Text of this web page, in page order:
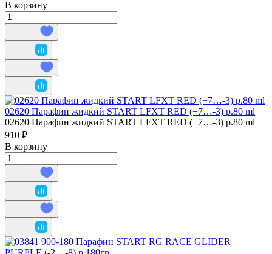
В корзину
02620 Парафин жидкий START LFXT RED (+7…-3) р.80 ml
02620 Парафин жидкий START LFXT RED (+7…-3) р.80 ml
910 ₽
В корзину